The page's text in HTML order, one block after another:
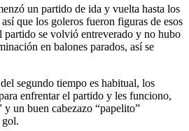
un partido de ida y vuelta hasta los
que los goleros fueron figuras de esos
partido se volvió entreverado y no hubo
en balones parados, así se
segundo tiempo es habitual, los
enfrentar el partido y les funciono,
y un buen cabezazo “papelito”
gol.